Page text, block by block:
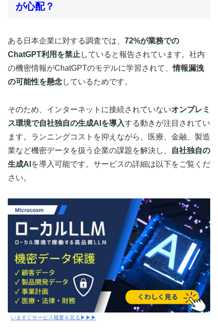
が心配？
ある日本企業に対する調査では、 72%が業務での
ChatGPT利用を禁止 していると報告されています。社内
の機密情報がChatGPTのモデルに学習されて、情報漏洩
の可能性を懸念しているためです。
そのため、インターネットに接続されていないオンプレミ
ス環境で自社独自の生成AIを導入する動きが注目されてい
ます。ランニングコストを抑えながら、医療、金融、製造
業など機密データを扱う企業の課題を解決し、
自社独自の
生成AI を導入可能です。サービスの詳細は以下をご覧くだ
さい。
いますぐサービス概要を見る▶▶▶